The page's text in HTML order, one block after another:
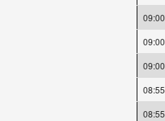
09:00
09:00
09:00
08:55
08:55